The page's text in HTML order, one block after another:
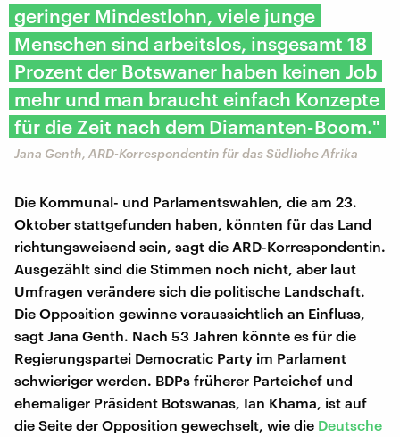
geringer Mindestlohn, viele junge
Menschen sind arbeitslos, insgesamt 18
Prozent der Botswaner haben keinen Job
mehr und man braucht einfach Konzepte
für die Zeit nach dem Diamanten-Boom."
Jana Genth, ARD-Korrespondentin für das Südliche Afrika
Die Kommunal- und Parlamentswahlen, die am 23.
Oktober stattgefunden haben, könnten für das Land
richtungsweisend sein, sagt die ARD-Korrespondentin.
Ausgezählt sind die Stimmen noch nicht, aber laut
Umfragen verändere sich die politische Landschaft.
Die Opposition gewinne voraussichtlich an Einfluss,
sagt Jana Genth. Nach 53 Jahren könnte es für die
Regierungspartei Democratic Party im Parlament
schwieriger werden. BDPs früherer Parteichef und
ehemaliger Präsident Botswanas, Ian Khama, ist auf
die Seite der Opposition gewechselt, wie die Deutsche